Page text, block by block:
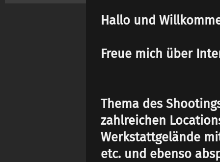
Hallo und
Freue mich über
Thema des
zahlreichen
Werkstattgelände
etc. und ebenso